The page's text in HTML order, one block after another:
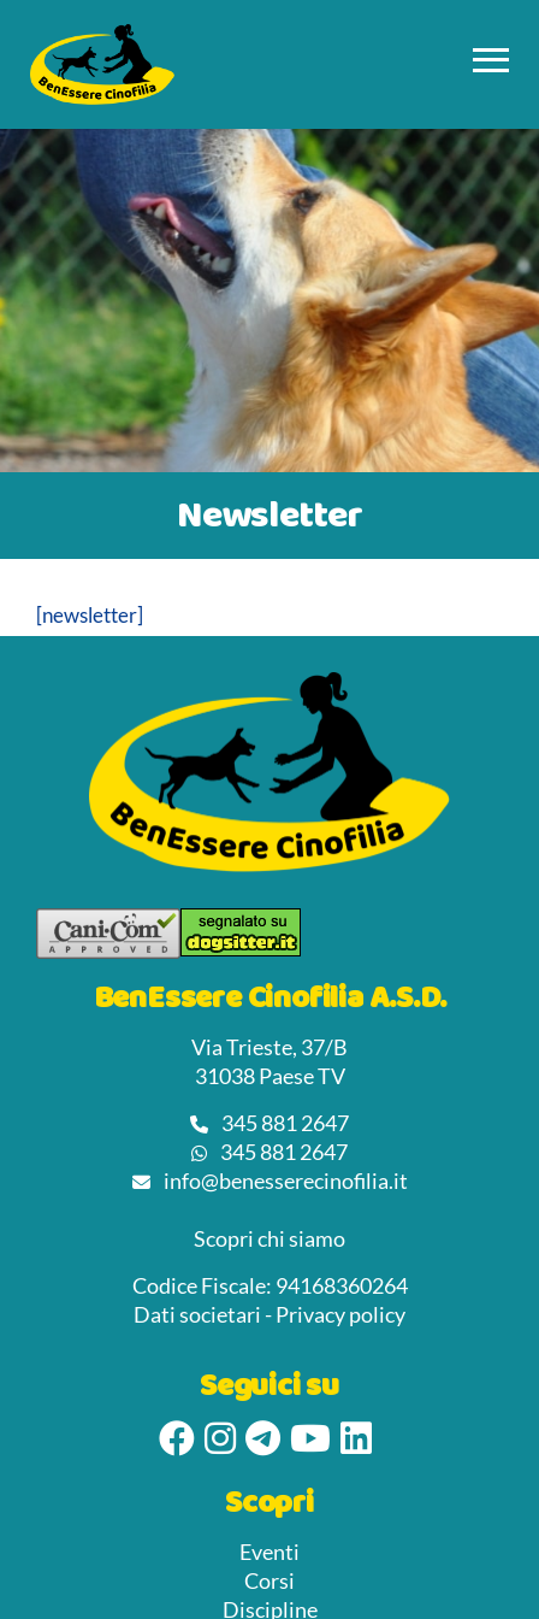
Newsletter
[newsletter]
BenEssere Cinofilia A.S.D.
Via Trieste, 37/B
31038 Paese TV
345 881 2647
345 881 2647
info@benesserecinofilia.it
Scopri chi siamo
Codice Fiscale: 94168360264
Dati societari -Privacy policy
Seguici su
Scopri
Eventi
Corsi
Discipline